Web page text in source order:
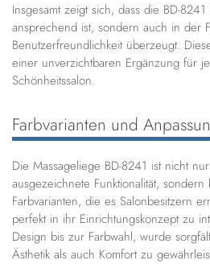
Insgesamt zeigt sich, dass die BD-
ansprechend ist, sondern auch in der
Benutzerfreundlichkeit überzeugt.
einer unverzichtbaren Ergänzung für
Schönheitssalon.
Farbvarianten und
Die Massageliege BD-8241 ist nicht
ausgezeichnete Funktionalität,
Farbvarianten, die es Salonbesitzern
perfekt in ihr Einrichtungskonzept zu
Design bis zur Farbwahl, wurde
Ästhetik als auch Komfort zu